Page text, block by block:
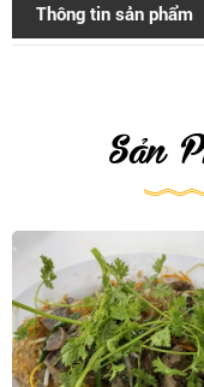
Thông tin sản phẩm
Sản